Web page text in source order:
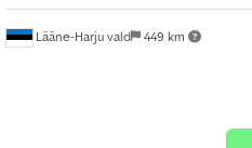
Lääne-Harju vald 449 km